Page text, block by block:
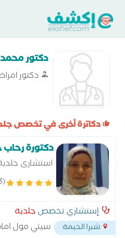
دكتور
دكتور
دكاترة أخرى في تخصص
دكتورة
استشارى
التخصصى
(3 تقييم)
إستشاري تخصص جلدية
شبرا الخيمة سيتي مول